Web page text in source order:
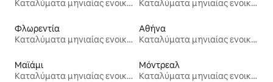
Καταλύματα μηνιαίας ενοικίασης
Καταλύματα μηνιαίας ενοικίασης
Φλωρεντία
Καταλύματα μηνιαίας ενοικίασης
Αθήνα
Καταλύματα μηνιαίας ενοικίασης
Μαϊάμι
Καταλύματα μηνιαίας ενοικίασης
Μόντρεαλ
Καταλύματα μηνιαίας ενοικίασης